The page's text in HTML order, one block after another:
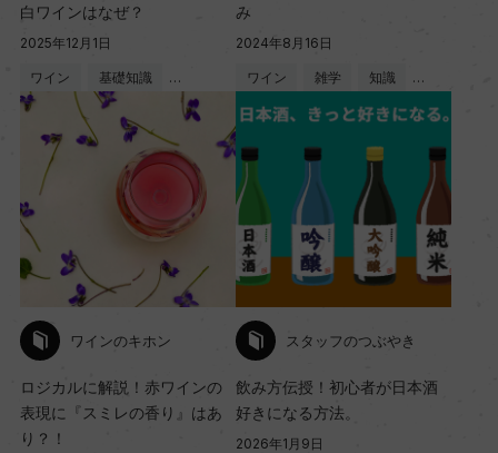
白ワインはなぜ？
2025年12月1日
ワイン 基礎知識 …
み
2024年8月16日
ワイン 雑学 知識 …
ワインのキホン
ロジカルに解説！赤ワインの
表現に『スミレの香り』はあ
り？！
スタッフのつぶやき
飲み方伝授！初心者が日本酒
好きになる方法。
2026年1月9日